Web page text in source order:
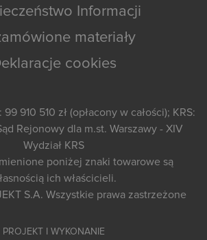
Informacji
materiały
cookies
99 910 510 zł (opłacony w całości); KRS:
Rejonowy dla m.st. Warszawy - XIV
Wydział KRS
poniżej znaki towarowe są
ich właścicieli.
S.A. Wszystkie prawa zastrzeżone
PROJEKT I WYKONANIE